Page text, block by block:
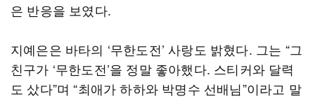
은 반응을 보였다.
지예은은 바타의 ‘무한도전’ 사랑도 밝혔다. 그는 “그
친구가 ‘무한도전’을 정말 좋아했다. 스티커와 달력
도 샀다”며 “최애가 하하와 박명수 선배님”이라고 말